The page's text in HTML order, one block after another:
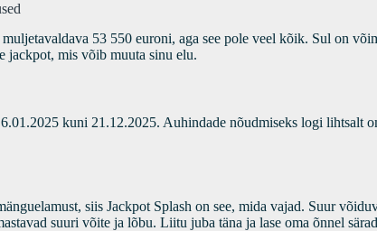
53 550 euroni, aga see pole veel kõik. Sul on
jackpot, mis võib muuta sinu elu.
kuni 21.12.2025. Auhindade nõudmiseks logi lihtsalt
siis Jackpot Splash on see, mida vajad. Suur
suuri võite ja lõbu. Liitu juba täna ja lase oma õnnel